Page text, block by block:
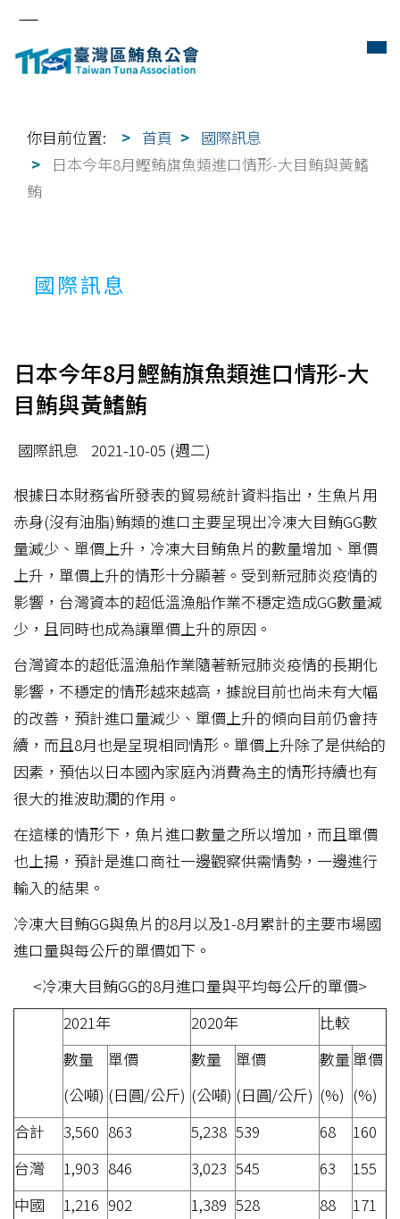
你目前位置: 首頁
國際訊息
日本今年8月鰹鮪旗魚類進口情形-大目鮪與黃鰭
鮪
國際訊息
日本今年8月鰹鮪旗魚類進口情形-大
目鮪與黃鰭鮪
國際訊息
2021-10-05 (週二)
根據日本財務省所發表的貿易統計資料指出，生魚片用
赤身(沒有油脂)鮪類的進口主要呈現出冷凍大目鮪GG數
量減少、單價上升，冷凍大目鮪魚片的數量增加、單價
上升，單價上升的情形十分顯著。受到新冠肺炎疫情的
影響，台灣資本的超低溫漁船作業不穩定造成GG數量減
少，且同時也成為讓單價上升的原因。
台灣資本的超低溫漁船作業隨著新冠肺炎疫情的長期化
影響，不穩定的情形越來越高，據說目前也尚未有大幅
的改善，預計進口量減少、單價上升的傾向目前仍會持
續，而且8月也是呈現相同情形。單價上升除了是供給的
因素，預估以日本國內家庭內消費為主的情形持續也有
很大的推波助瀾的作用。
在這樣的情形下，魚片進口數量之所以增加，而且單價
也上揚，預計是進口商社一邊觀察供需情勢，一邊進行
輸入的結果。
冷凍大目鮪GG與魚片的8月以及1-8月累計的主要市場國
進口量與每公斤的單價如下。
<冷凍大目鮪GG的8月進口量與平均每公斤的單價>
2021年
2020年
比較
數量
(公噸)
單價
(日圓/公斤)
數量
(公噸)
單價
(日圓/公斤)
數量
(%)
單價
(%)
合計
3,560 863 5,238 539 68
160
台灣
1,903 846 3,023 545 63
155
中國
1,216 902 1,389 528 88
171